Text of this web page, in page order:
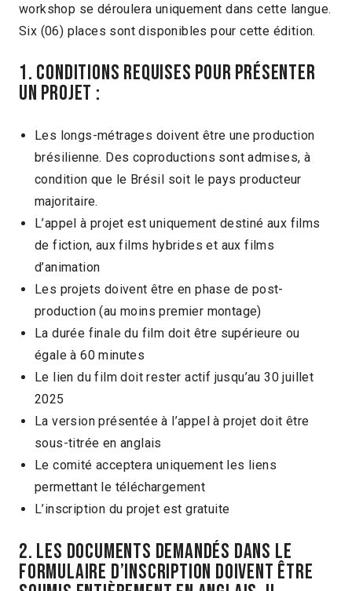
workshop se déroulera uniquement dans cette langue.
Six (06) places sont disponibles pour cette édition.
1. Conditions requises pour présenter
un projet :
Les longs-métrages doivent être une production
brésilienne. Des coproductions sont admises, à
condition que le Brésil soit le pays producteur
majoritaire.
L’appel à projet est uniquement destiné aux films
de fiction, aux films hybrides et aux films
d’animation
Les projets doivent être en phase de post-
production (au moins premier montage)
La durée finale du film doit être supérieure ou
égale à 60 minutes
Le lien du film doit rester actif jusqu’au 30 juillet
2025
La version présentée à l’appel à projet doit être
sous-titrée en anglais
Le comité acceptera uniquement les liens
permettant le téléchargement
L’inscription du projet est gratuite
2. Les documents demandés dans le
formulaire d’inscription doivent être